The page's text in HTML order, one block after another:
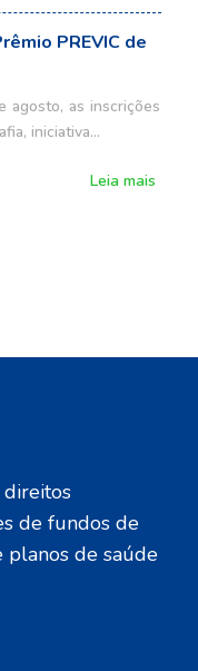
PREVIC de
agosto, as inscrições
iniciativa…
Leia mais
direitos
de fundos de
planos de saúde